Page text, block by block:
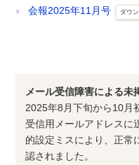
会報2025年11月号 ダウ
メール受信障害による未
2025年8月下旬から10月
受信用メールアドレスに
的設定ミスにより、正常
認されました。